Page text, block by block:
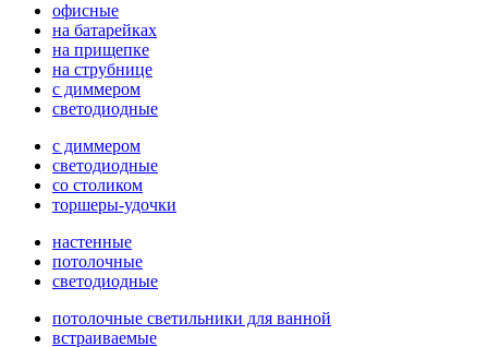
офисные
на батарейках
на прищепке
на струбнице
с диммером
светодиодные
с диммером
светодиодные
со столиком
торшеры-удочки
настенные
потолочные
светодиодные
потолочные светильники для ванной
встраиваемые